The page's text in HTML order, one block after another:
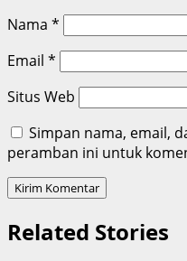
Nama *
Email *
Situs Web
Simpan nama, email,
peramban ini untuk
Related Stories